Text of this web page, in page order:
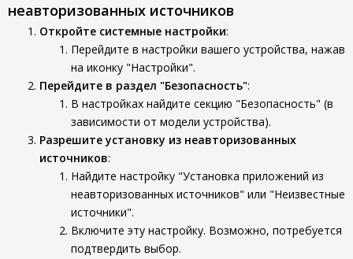
неавторизованных источников
Откройте системные настройки:
Перейдите в настройки вашего устройства, нажав
на иконку "Настройки".
Перейдите в раздел "Безопасность":
В настройках найдите секцию "Безопасность" (в
зависимости от модели устройства).
Разрешите установку из неавторизованных
источников:
Найдите настройку "Установка приложений из
неавторизованных источников" или "Неизвестные
источники".
Включите эту настройку. Возможно, потребуется
подтвердить выбор.